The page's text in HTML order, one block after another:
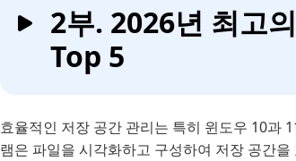
2부. 2026년 최고
Top 5
효율적인 저장 공간 관리는 특히 윈도우 10과
램은 파일을 시각화하고 구성하여 저장 공간